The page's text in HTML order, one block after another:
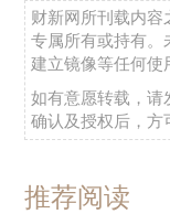
财新网所刊载内容
专属所有或持有。
建立镜像等任何使
如有意愿转载，请
确认及授权后，方
推荐阅读